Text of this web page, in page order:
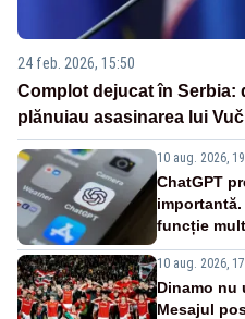
24 feb. 2026, 15:50
Complot dejucat în Serbia:
plănuiau asasinarea lui
10 aug. 2026,
ChatGPT
funcție
10 aug. 2026,
Dinamo nu
Mesajul